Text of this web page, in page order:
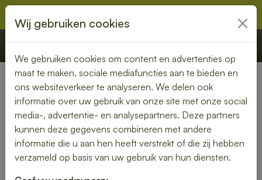
€ 0,00 Offerte Bestellen
Nederland» 's-Graveland
Lunch bezorgen in 's-
Graveland – smaakvol en
gemakkelijk
Wij gebruiken cookies
We gebruiken cookies om content en advertenties op
maat te maken, sociale mediafuncties aan te bieden en
ons websiteverkeer te analyseren. We delen ook
informatie over uw gebruik van onze site met onze social
media-, advertentie- en analysepartners. Deze partners
kunnen deze gegevens combineren met andere
informatie die u aan hen heeft verstrekt of die zij hebben
verzameld op basis van uw gebruik van hun diensten.